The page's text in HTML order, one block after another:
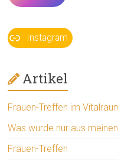
Instagram
Artikel
Frauen-Treffen im
Was wurde nur aus
Frauen-Treffen